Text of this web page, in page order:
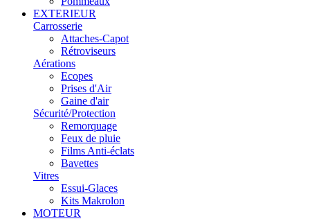
EXTERIEUR
Carrosserie
Attaches-Capot
Rétroviseurs
Aérations
Ecopes
Prises d'Air
Gaine d'air
Sécurité/Protection
Remorquage
Feux de pluie
Films Anti-éclats
Bavettes
Vitres
Essui-Glaces
Kits Makrolon
MOTEUR